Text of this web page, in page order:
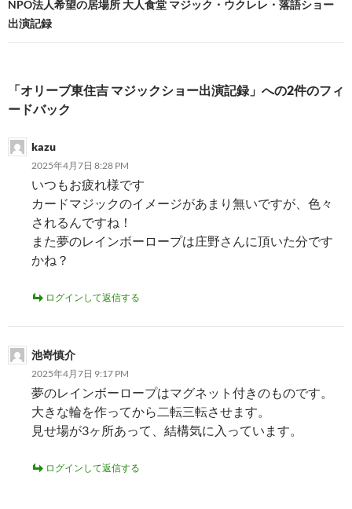
ビ
ゲ
シ
ョ
ン
NPO法人希望の居場所 大人食堂 マジック・ウクレレ・落語ショー
出演記録
「オリーブ東住吉 マジックショー出演記録」への2件のフィ
ードバック
kazu
2025年4月7日 8:28 PM
いつもお疲れ様です
カードマジックのイメージがあまり無いですが、色々
されるんですね！
また夢のレインボーロープは庄野さんに頂いた分です
かね？
ログインして返信する
池嵜慎介
2025年4月7日 9:17 PM
夢のレインボーロープはマグネット付きのものです。
大きな輪を作ってから二転三転させます。
見せ場が3ヶ所あって、結構気に入っています。
ログインして返信する